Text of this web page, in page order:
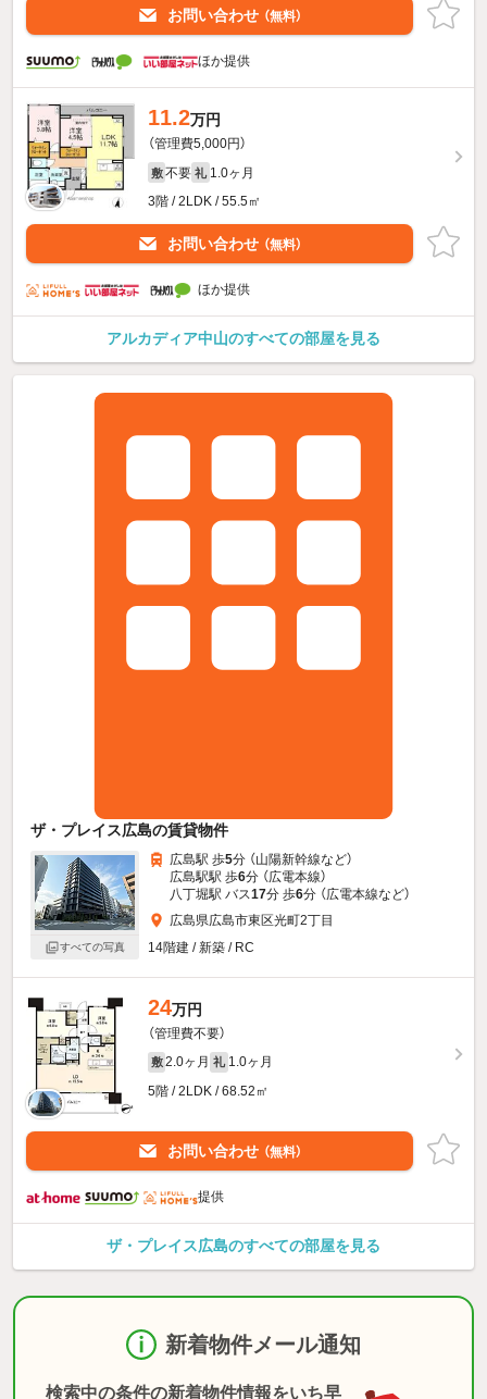
お問い合わせ （無料）
ほか提供
11.2万円
（管理費5,000円）
敷 不要 礼 1.0ヶ月
3階 / 2LDK / 55.5㎡
お問い合わせ （無料）
ほか提供
アルカディア中山のすべての部屋を見る
ザ・プレイス広島の賃貸物件
すべての写真
広島駅 歩5分 （山陽新幹線など）
広島駅駅 歩6分 （広電本線）
八丁堀駅 バス17分 歩6分 （広電本線など）
広島県広島市東区光町2丁目
14階建 / 新築 / RC
24万円
（管理費不要）
敷 2.0ヶ月 礼 1.0ヶ月
5階 / 2LDK / 68.52㎡
お問い合わせ （無料）
提供
ザ・プレイス広島のすべての部屋を見る
新着物件メール通知
検索中の条件の新着物件情報をいち早